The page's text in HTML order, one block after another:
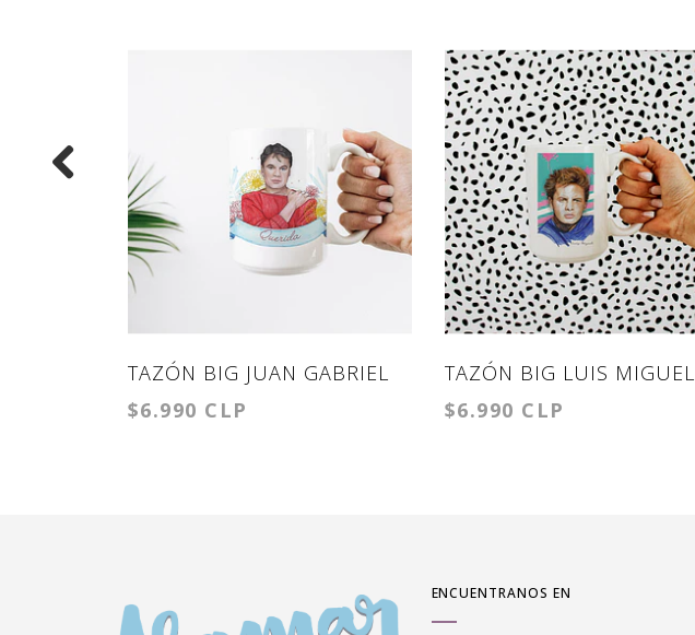
TAZÓN BIG JUAN GABRIEL
$6.990 CLP
TAZÓN BIG LUIS MIGUEL
$6.990 CLP
ENCUENTRANOS EN